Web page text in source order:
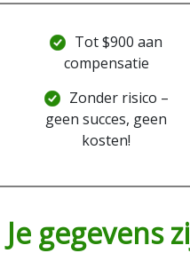
Tot $900 aan
compensatie
Zonder risico –
geen succes, geen
kosten!
Je gegevens